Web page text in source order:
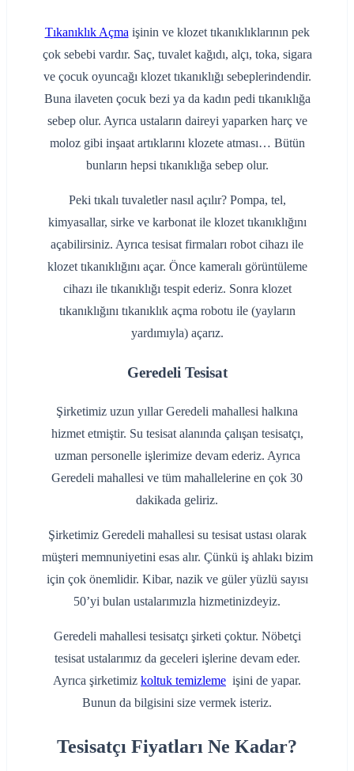
Tıkanıklık Açma işinin ve klozet tıkanıklıklarının pek
çok sebebi vardır. Saç, tuvalet kağıdı, alçı, toka, sigara
ve çocuk oyuncağı klozet tıkanıklığı sebeplerindendir.
Buna ilaveten çocuk bezi ya da kadın pedi tıkanıklığa
sebep olur. Ayrıca ustaların daireyi yaparken harç ve
moloz gibi inşaat artıklarını klozete atması… Bütün
bunların hepsi tıkanıklığa sebep olur.
Peki tıkalı tuvaletler nasıl açılır? Pompa, tel,
kimyasallar, sirke ve karbonat ile klozet tıkanıklığını
açabilirsiniz. Ayrıca tesisat firmaları robot cihazı ile
klozet tıkanıklığını açar. Önce kameralı görüntüleme
cihazı ile tıkanıklığı tespit ederiz. Sonra klozet
tıkanıklığını tıkanıklık açma robotu ile (yayların
yardımıyla) açarız.
Geredeli Tesisat
Şirketimiz uzun yıllar Geredeli mahallesi halkına
hizmet etmiştir. Su tesisat alanında çalışan tesisatçı,
uzman personelle işlerimize devam ederiz. Ayrıca
Geredeli mahallesi ve tüm mahallelerine en çok 30
dakikada geliriz.
Şirketimiz Geredeli mahallesi su tesisat ustası olarak
müşteri memnuniyetini esas alır. Çünkü iş ahlakı bizim
için çok önemlidir. Kibar, nazik ve güler yüzlü sayısı
50’yi bulan ustalarımızla hizmetinizdeyiz.
Geredeli mahallesi tesisatçı şirketi çoktur. Nöbetçi
tesisat ustalarımız da geceleri işlerine devam eder.
Ayrıca şirketimiz koltuk temizleme işini de yapar.
Bunun da bilgisini size vermek isteriz.
Tesisatçı Fiyatları Ne Kadar?